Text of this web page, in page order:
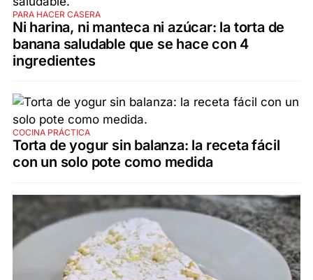
PARA HACER CASERA
Ni harina, ni manteca ni azúcar: la torta de
banana saludable que se hace con 4
ingredientes
COCINA PRÁCTICA
Torta de yogur sin balanza: la receta fácil
con un solo pote como medida